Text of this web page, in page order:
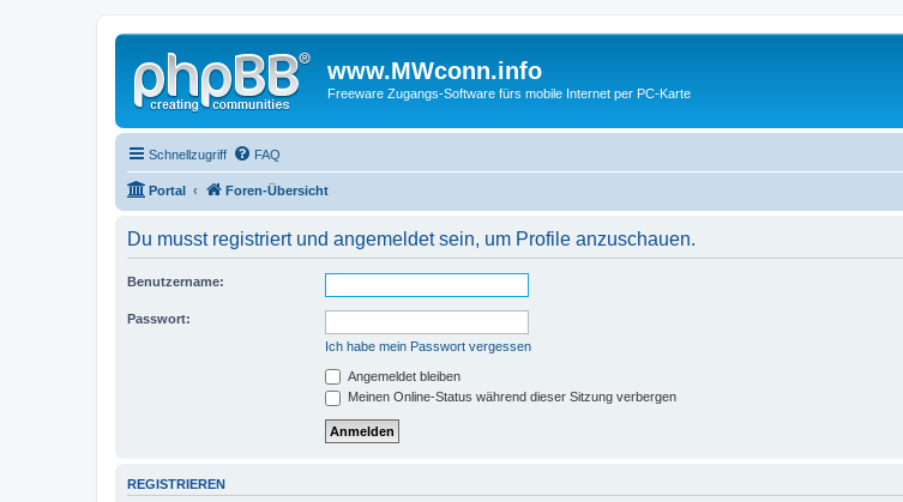
www.MWconn.info
Freeware Zugangs-Software fürs mobile Internet per PC-Karte
Schnellzugriff FAQ
Portal Foren-Übersicht
Du musst registriert und angemeldet sein, um Profile anzuschauen.
Benutzername:
Passwort:
Ich habe mein Passwort vergessen
Angemeldet bleiben
Meinen Online-Status während dieser Sitzung verbergen
REGISTRIEREN